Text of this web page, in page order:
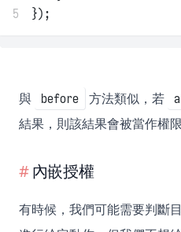
5
});
與 before 方法類似，若
結果，則該結果會被當作權
內嵌授權
有時候，我們可能需要判斷